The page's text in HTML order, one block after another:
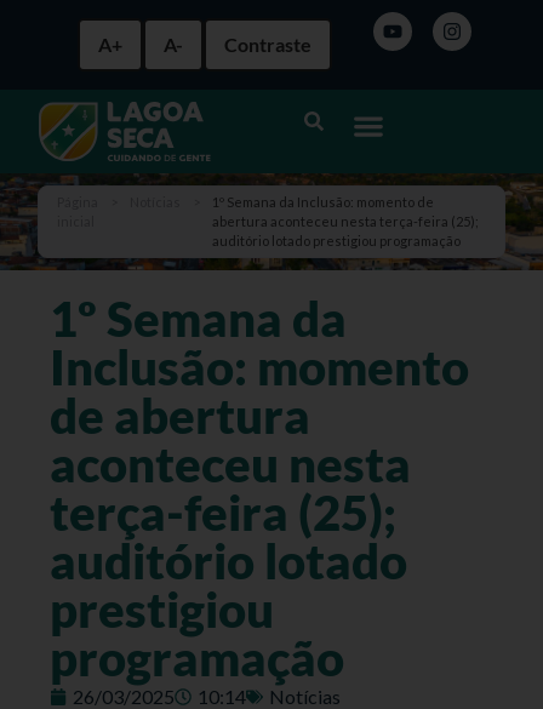
A+ A- Contraste
1º Semana da Inclusão: momento de
abertura aconteceu nesta terça-feira (25);
auditório lotado prestigiou programação
1º Semana da
Inclusão: momento
de abertura
aconteceu nesta
terça-feira (25);
auditório lotado
prestigiou
programação
26/03/2025 10:14 Notícias